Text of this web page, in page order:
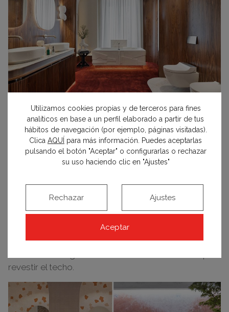
Foto: Nacho Uribesalazar para Casa Decor
Revestimientos creativos en Topciment
Tanto para exterior como para interior, los
estéticas, prácticas y duraderas que orbitan
alrededor de lo natural, artesanal y sostenible,
materializadas en su serieNatture
a base de cal. En elEspacio Geberit,Miguel Muñoz
revestir el techo.
Utilizamos cookies propias y de terceros para fines
analíticos en base a un perfil elaborado a partir de tus
hábitos de navegación (por ejemplo, páginas visitadas).
Clica AQUÍ para más información. Puedes aceptarlas
pulsando el botón "Aceptar" o configurarlas o rechazar
su uso haciendo clic en "Ajustes"
Aceptar
Rechazar Ajustes